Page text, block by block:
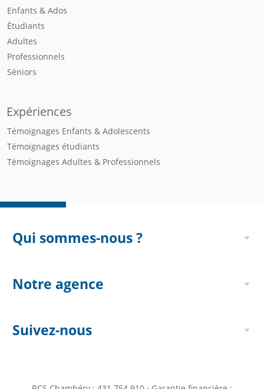
Enfants & Ados
Étudiants
Adultes
Professionnels
Séniors
Expériences
Témoignages Enfants & Adolescents
Témoignages étudiants
Témoignages Adultes & Professionnels
Qui sommes-nous ?
Notre agence
Suivez-nous